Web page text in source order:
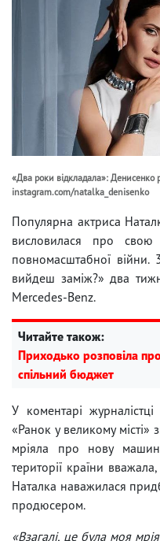
«Два роки відкладала»: Денисенко
instagram.com/natalka_denisenko
Популярна актриса
висловилася про
повномасштабної війни.
вийдеш заміж?» два
Mercedes-Benz.
Читайте також:
Приходько розповіла
спільний бюджет
У коментарі
«Ранок у великому місті»
мріяла про нову
території країни
Наталка наважилася
продюсером.
«Взагалі, це була моя